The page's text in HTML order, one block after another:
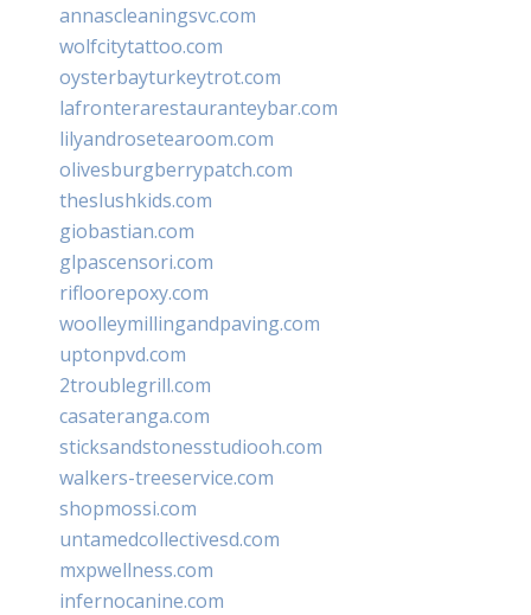
annascleaningsvc.com
wolfcitytattoo.com
oysterbayturkeytrot.com
lafronterarestauranteybar.com
lilyandrosetearoom.com
olivesburgberrypatch.com
theslushkids.com
giobastian.com
glpascensori.com
rifloorepoxy.com
woolleymillingandpaving.com
uptonpvd.com
2troublegrill.com
casateranga.com
sticksandstonesstudiooh.com
walkers-treeservice.com
shopmossi.com
untamedcollectivesd.com
mxpwellness.com
infernocanine.com